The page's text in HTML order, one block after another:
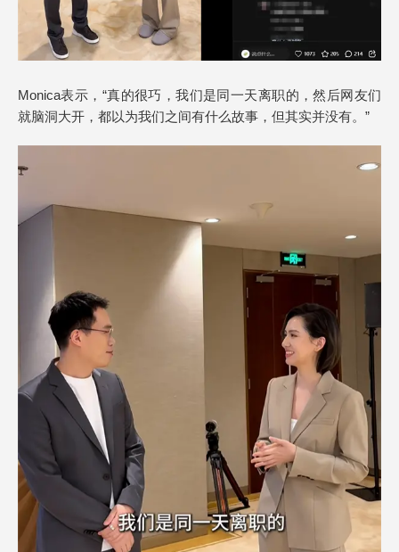
Monica表示，“真的很巧，我们是同一天离职的，然后网友们
就脑洞大开，都以为我们之间有什么故事，但其实并没有。”